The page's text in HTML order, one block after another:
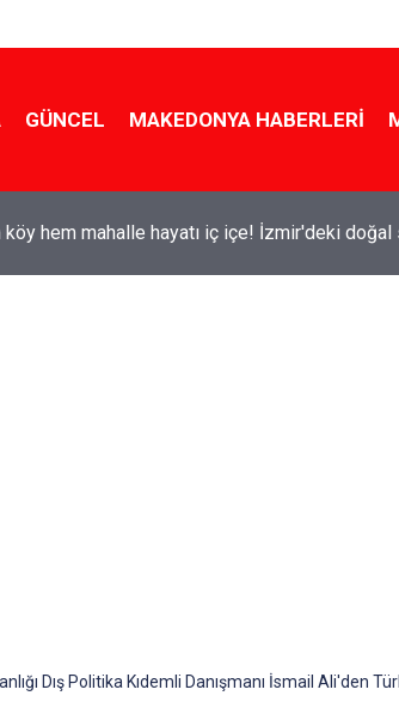
GÜNCEL MAKEDONYA HABERLERI
hem mahalle hayatı iç içe! İzmir'deki doğal
Dış Politika Kıdemli Danışmanı İsmail Ali'den